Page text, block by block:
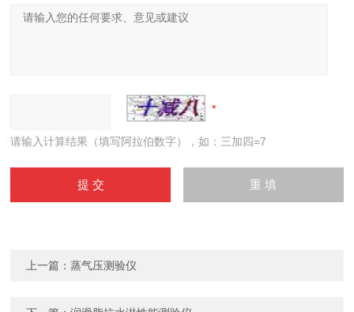
请输入计算结果（填写阿拉伯数字），如：三加四=7
上一篇：蒸气压测验仪